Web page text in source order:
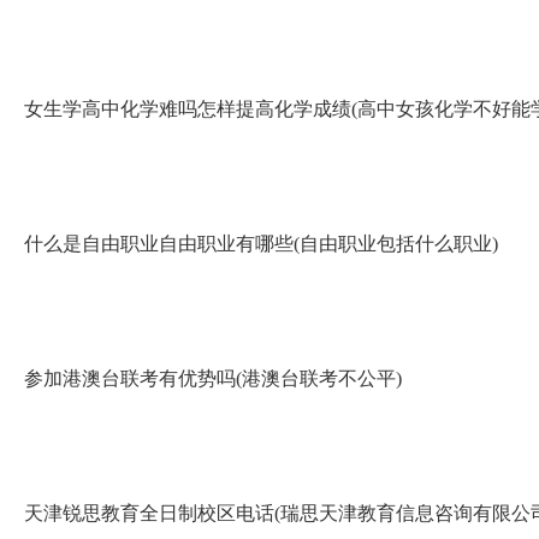
女生学高中化学难吗怎样提高化学成绩(高中女孩化学不好能
什么是自由职业自由职业有哪些(自由职业包括什么职业)
参加港澳台联考有优势吗(港澳台联考不公平)
天津锐思教育全日制校区电话(瑞思天津教育信息咨询有限公